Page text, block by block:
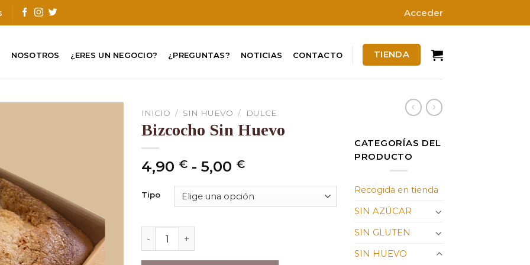
Acceder
NOSOTROS ¿ERES UN NEGOCIO? ¿PREGUNTAS? NOTICIAS CONTACTO TIENDA
INICIO / SIN HUEVO / DULCE
Bizcocho Sin Huevo
4,90 € - 5,00 €Rango
precios:
desde
Tipo
CATEGORÍAS DEL
PRODUCTO
Recogida en tienda
SIN AZÚCAR
SIN GLUTEN
SIN HUEVO